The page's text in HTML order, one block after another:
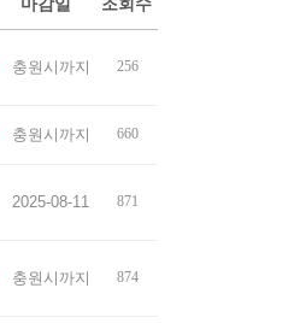
충원시까지 256
충원시까지 660
2025-08-11 871
충원시까지 874